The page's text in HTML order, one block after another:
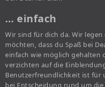
… einfach
Wir sind für dich da. Wir
möchten, dass du Spaß bei
einfach wie möglich gehalten
verzichten auf die
Benutzerfreundlichkeit ist für
bei Entscheidung rund um